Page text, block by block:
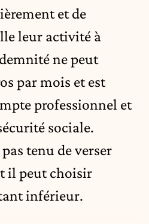
et de
leur activité à
ne peut
par mois et est
professionnel et
sociale.
tenu de verser
il peut choisir
inférieur.